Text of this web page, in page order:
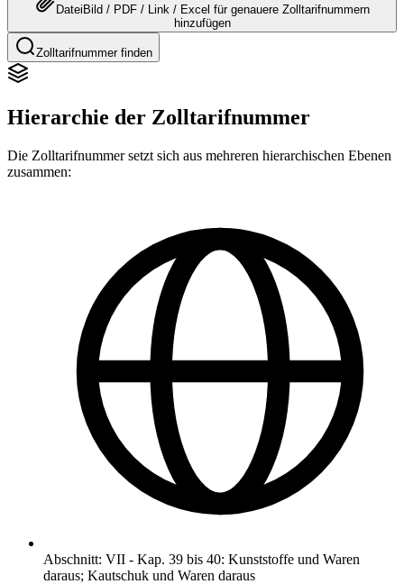
Datei Bild / PDF / Link / Excel für genauere Zolltarifnummern
hinzufügen
Zolltarifnummer finden
Hierarchie der Zolltarifnummer
Die Zolltarifnummer setzt sich aus mehreren hierarchischen Ebenen
zusammen:
Abschnitt: VII - Kap. 39 bis 40: Kunststoffe und Waren
daraus; Kautschuk und Waren daraus